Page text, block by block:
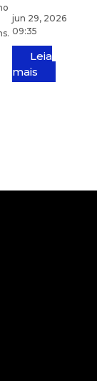
jun 29, 2026
09:35
Leia
mais